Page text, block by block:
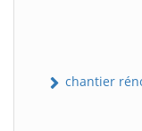
chantier